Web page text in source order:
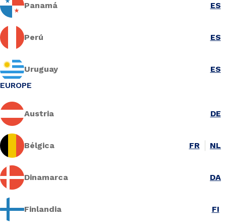
Panamá ES
Perú ES
Uruguay
ES
EUROPE
Austria DE
Bélgica FR NL
Dinamarca DA
Finlandia FI